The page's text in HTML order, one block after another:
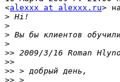
<alexxx at alexxx.ru>
>
>
>
>
>> 2009/3/16 Roman
>>
>>
>>